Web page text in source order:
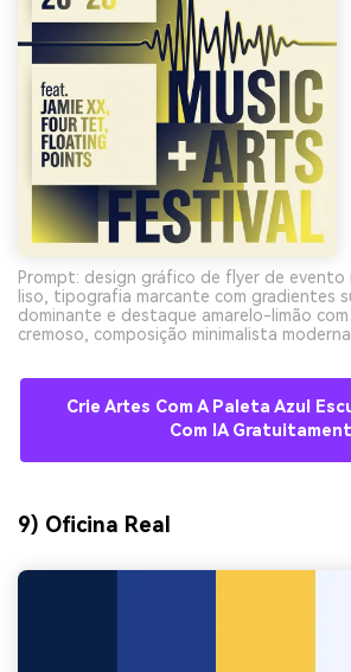
Prompt: design gráfico de flyer de evento
liso, tipografia marcante com gradientes
dominante e destaque amarelo-limão
cremoso, composição minimalista
Crie Artes Com A Paleta Azul
Com IA
9) Oficina Real